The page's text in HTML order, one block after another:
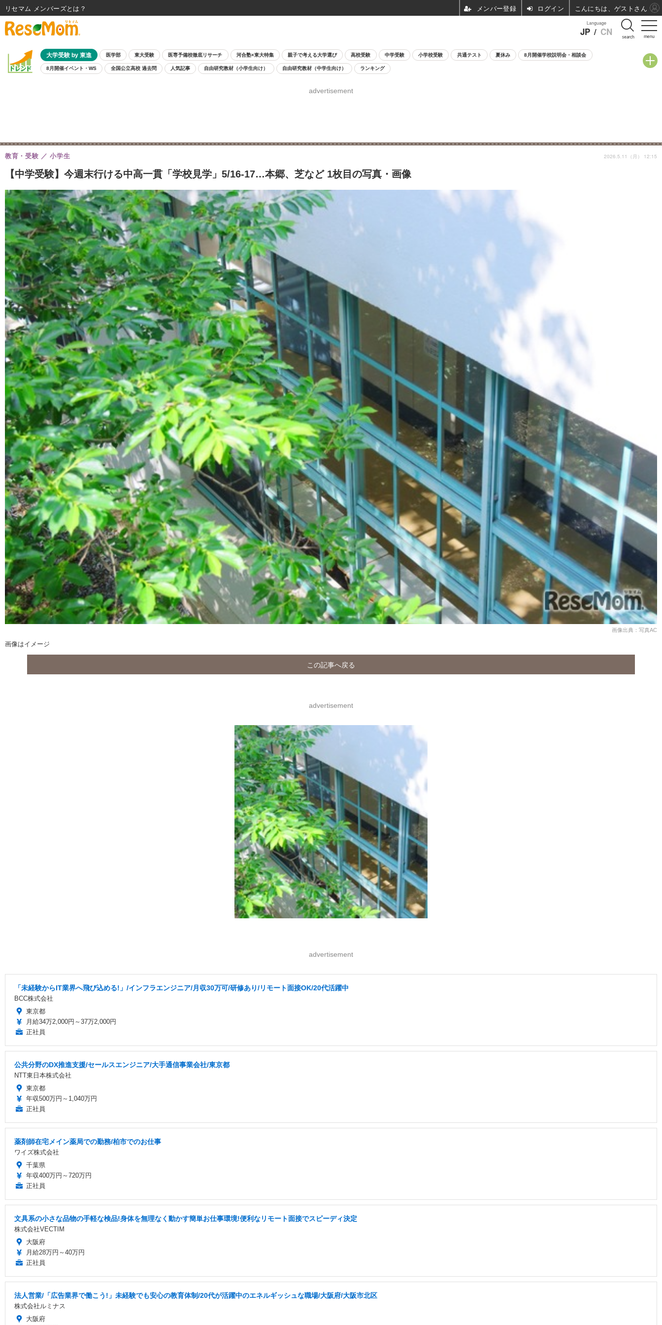
menu
Language
JP / CN search
大学受験 by 東進 医学部 東大受験 医専予備校徹底リサーチ 河合塾×東大特集 親子で考える大学選び 高校受験 中学受験 小学校受験 共通テスト 夏休み 8月開催学校説明会・相談会
8月開催イベント・WS 全国公立高校 過去問 人気記事 自由研究教材（小学生向け） 自由研究教材（中学生向け） ランキング
advertisement
【中学受験】今週末行ける中高一貫「学校見学」5/16-17…本郷、芝など 1枚目の写真・画像
教育・受験 小学生 2026.5.11（月） 12:15
画像出典：写真AC
画像はイメージ
この記事へ戻る
advertisement
advertisement
「未経験からIT業界へ飛び込める!」/インフラエンジニア/月収30万可/研修あり/リモート面接OK/20代活躍中
BCC株式会社
東京都
月給34万2,000円～37万2,000円
正社員
公共分野のDX推進支援/セールスエンジニア/大手通信事業会社/東京都
NTT東日本株式会社
東京都
年収500万円～1,040万円
正社員
薬剤師在宅メイン薬局での勤務/柏市でのお仕事
ワイズ株式会社
千葉県
年収400万円～720万円
正社員
文具系の小さな品物の手軽な検品!身体を無理なく動かす簡単お仕事環境!便利なリモート面接でスピーディ決定
株式会社VECTIM
大阪府
月給28万円～40万円
正社員
法人営業/「広告業界で働こう!」未経験でも安心の教育体制/20代が活躍中のエネルギッシュな職場/大阪府/大阪市北区
株式会社ルミナス
大阪府
リセマム メンバーズ ログイン こんにちは、ゲストさん